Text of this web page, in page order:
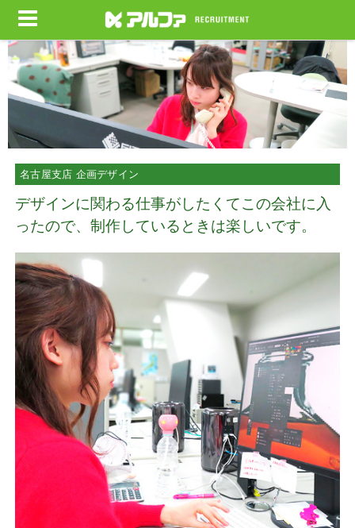
名古屋支店 企画デザイン
デザインに関わる仕事がしたくてこの会社に入
ったので、制作しているときは楽しいです。